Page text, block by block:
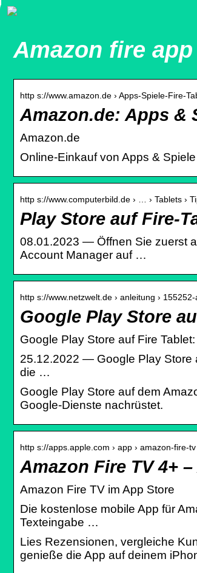
Amazon fire
http s://www.amazon.de › Apps-Spiele-Fire-
Amazon.de: Apps &
Amazon.de
Online-Einkauf von Apps &
http s://www.computerbild.de › … › Tablets ›
Play Store auf Fire-
08.01.2023 — Öffnen Sie zuerst
Account Manager auf …
http s://www.netzwelt.de › anleitung ›
Google Play Store
Google Play Store auf Fire
25.12.2022 — Google Play Store
die …
Google Play Store auf dem
Google-Dienste nachrüstet.
http s://apps.apple.com › app › amazon-fire-tv
Amazon Fire TV 4+
‎Amazon Fire TV im App Store
Die kostenlose mobile App für
Texteingabe …
Lies Rezensionen, vergleiche
genieße die App auf deinem